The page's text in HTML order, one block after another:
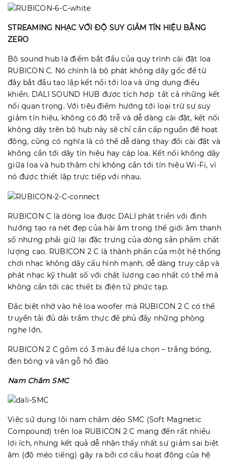
STREAMING NHẠC VỚI ĐỘ SUY GIẢM TÍN HIỆU BẰNG
ZERO
Bộ sound hub là điểm bắt đầu của quy trình cài đặt loa
RUBICON C. Nó chính là bộ phát không dây gốc để từ
đây bắt đầu tạo lập kết nối tới loa và ứng dụng điều
khiển. DALI SOUND HUB được tích hợp tất cả những kết
nối quan trọng. Với tiêu điểm hướng tới loại trừ sự suy
giảm tín hiệu, không có độ trễ và dễ dàng cài đặt, kết nối
không dây trên bộ hub này sẽ chỉ cần cấp nguồn để hoạt
động, cũng có nghĩa là có thể dễ dàng thay đổi cài đặt và
không cần tới dây tín hiệu hay cáp loa. Kết nối không dây
giữa loa và hub thậm chí không cần tới tín hiệu Wi-Fi, vì
nó được thiết lập trực tiếp với nhau.
RUBICON C là dòng loa được DALI phát triển với định
hướng tạo ra nét đẹp của hài âm trong thế giới âm thanh
số nhưng phải giữ lại đặc trưng của dòng sản phẩm chất
lượng cao. RUBICON 2 C là thành phần của một hệ thống
chơi nhạc không dây cấu hình mạnh, dễ dàng truy cập và
phát nhạc kỹ thuật số với chất lượng cao nhất có thể mà
không cần tới các thiết bị điện tử phức tạp.
Đặc biệt nhờ vào hệ loa woofer mà RUBICON 2 C có thể
truyền tải đủ dải trầm thực để phủ đầy những phòng
nghe lớn.
RUBICON 2 C gồm có 3 màu để lựa chọn – trắng bóng,
đen bóng và vân gỗ hồ đào
Nam Châm SMC
Việc sử dụng lõi nam châm dẻo SMC (Soft Magnetic
Compound) trên loa RUBICON 2 C mang đến rất nhiều
lợi ích, nhưng kết quả dễ nhận thấy nhất sự giảm sai biệt
âm (độ méo tiếng) gây ra bởi cơ cấu hoạt động của hệ